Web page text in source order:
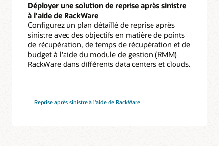
Déployer une solution de reprise après sinistre
à l'aide de RackWare
Configurez un plan détaillé de reprise après
sinistre avec des objectifs en matière de points
de récupération, de temps de récupération et de
budget à l'aide du module de gestion (RMM)
RackWare dans différents data centers et clouds.
Reprise après sinistre à l'aide de RackWare